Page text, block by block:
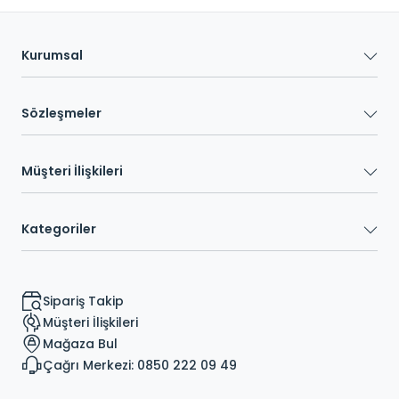
Kurumsal
Sözleşmeler
Müşteri İlişkileri
Kategoriler
Sipariş Takip
Müşteri İlişkileri
Mağaza Bul
Çağrı Merkezi: 0850 222 09 49